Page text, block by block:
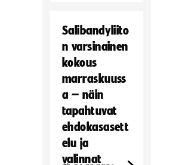
Salibandyliito
n varsinainen
kokous
marraskuuss
a – näin
tapahtuvat
ehdokasasett
elu ja
valinnat